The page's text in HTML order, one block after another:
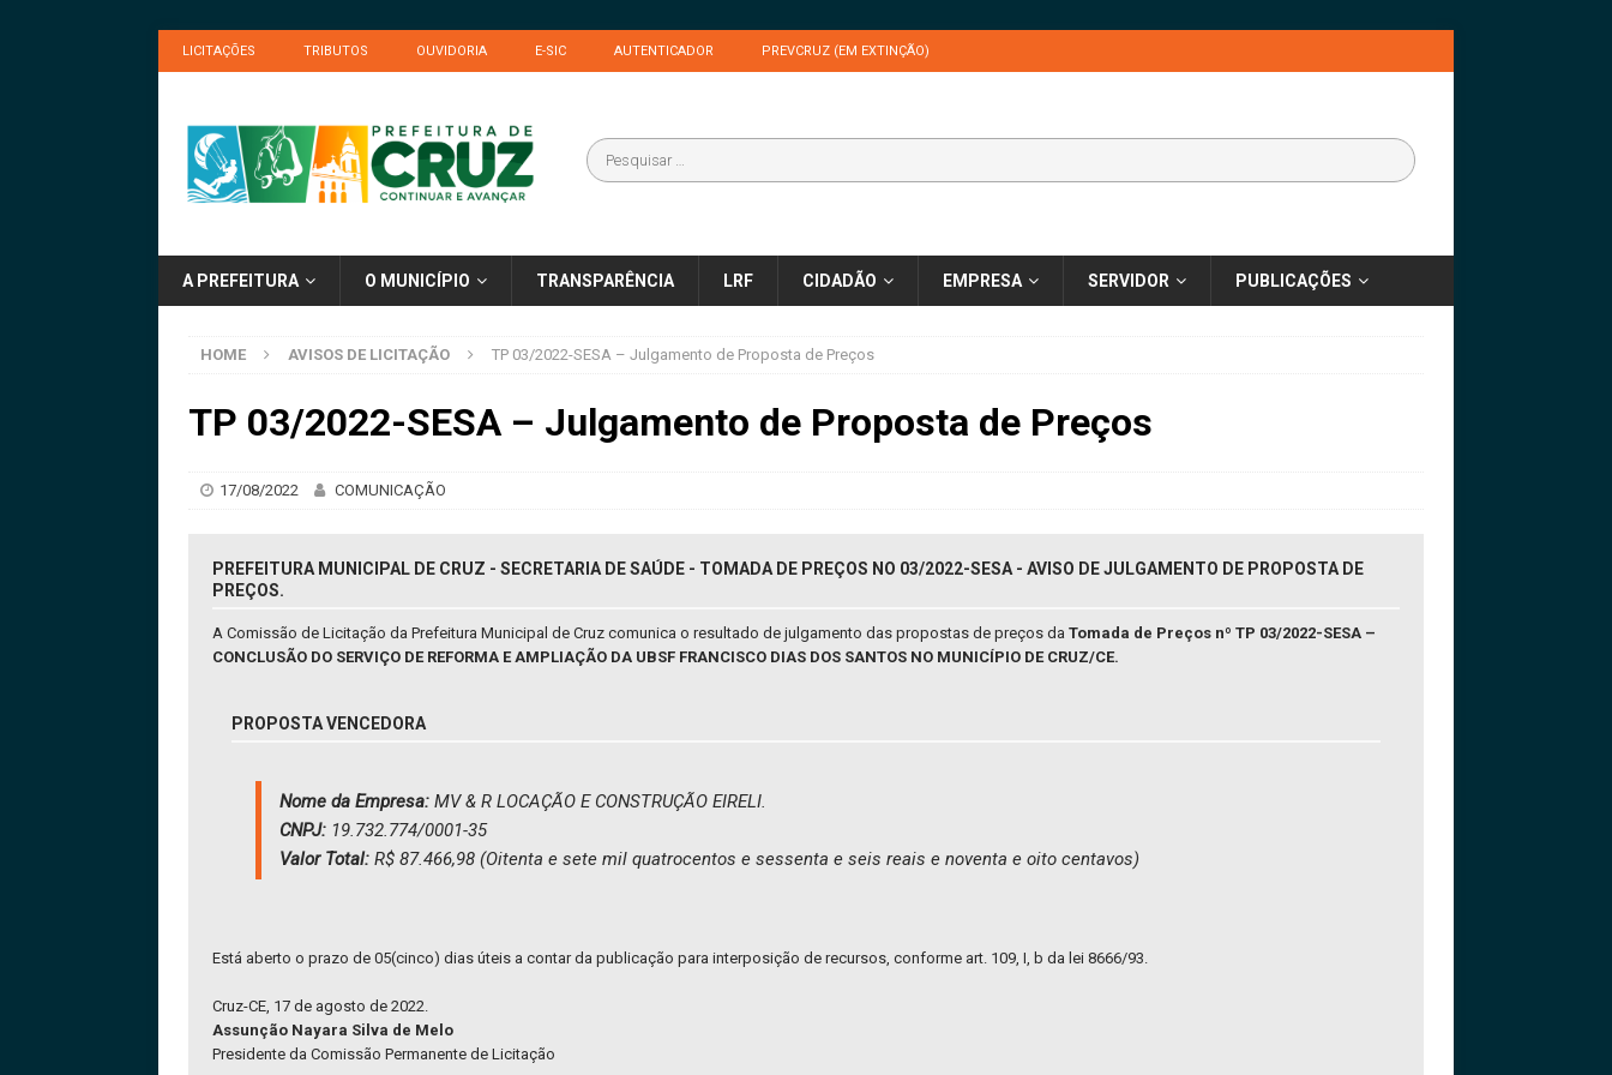
LICITAÇÕES TRIBUTOS OUVIDORIA E-SIC AUTENTICADOR PREVCRUZ (EM EXTINÇÃO)
A PREFEITURA O MUNICÍPIO TRANSPARÊNCIA LRF CIDADÃO EMPRESA SERVIDOR PUBLICAÇÕES
HOME AVISOS DE LICITAÇÃO TP 03/2022-SESA – Julgamento de Proposta de Preços
TP 03/2022-SESA – Julgamento de Proposta de Preços
17/08/2022 COMUNICAÇÃO
PREFEITURA MUNICIPAL DE CRUZ - SECRETARIA DE SAÚDE - TOMADA DE PREÇOS NO 03/2022-SESA - AVISO DE JULGAMENTO DE PROPOSTA DE
PREÇOS.
A Comissão de Licitação da Prefeitura Municipal de Cruz comunica o resultado de julgamento das propostas de preços da Tomada de Preços nº TP 03/2022-SESA –
CONCLUSÃO DO SERVIÇO DE REFORMA E AMPLIAÇÃO DA UBSF FRANCISCO DIAS DOS SANTOS NO MUNICÍPIO DE CRUZ/CE.
PROPOSTA VENCEDORA
Nome da Empresa: MV & R LOCAÇÃO E CONSTRUÇÃO EIRELI.
CNPJ: 19.732.774/0001-35
Valor Total: R$ 87.466,98 (Oitenta e sete mil quatrocentos e sessenta e seis reais e noventa e oito centavos)
Está aberto o prazo de 05(cinco) dias úteis a contar da publicação para interposição de recursos, conforme art. 109, I, b da lei 8666/93.
Cruz-CE, 17 de agosto de 2022.
Assunção Nayara Silva de Melo
Presidente da Comissão Permanente de Licitação